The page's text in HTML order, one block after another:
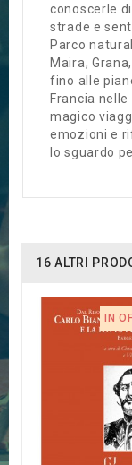
conoscerle
strade e
Parco
Maira,
fino alle
Francia
magico
emozioni e
lo sguardo
16 ALTRI
IN